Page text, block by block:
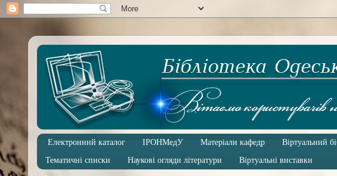
Електронний каталог ІРОНМедУ Матеріали кафедр Віртуальний
Тематичні списки
Наукові огляди літератури Віртуальні виставки